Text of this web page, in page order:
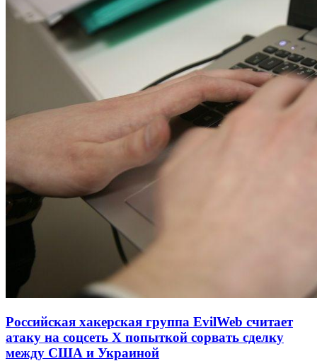
Российская хакерская группа EvilWeb считает
атаку на соцсеть Х попыткой сорвать сделку
между США и Украиной